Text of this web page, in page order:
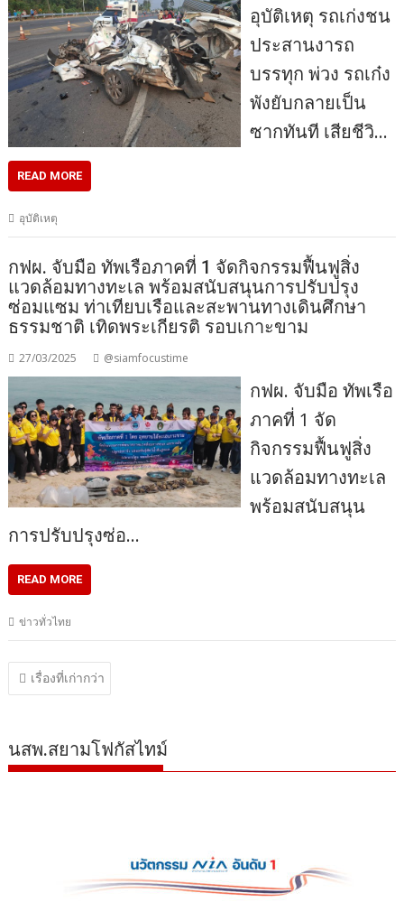
อุบัติเหตุ รถเก่งชน
ประสานงารถ
บรรทุก พ่วง รถเก๋ง
พังยับกลายเป็น
ซากทันที เสียชีวิ…
READ MORE
อุบัติเหตุ
กฟผ. จับมือ ทัพเรือภาคที่ 1 จัดกิจกรรมฟื้นฟูสิ่ง
แวดล้อมทางทะเล พร้อมสนับสนุนการปรับปรุง
ซ่อมแซม ท่าเทียบเรือและสะพานทางเดินศึกษา
ธรรมชาติ เทิดพระเกียรติ รอบเกาะขาม
27/03/2025 @siamfocustime
กฟผ. จับมือ ทัพเรือ
ภาคที่ 1 จัด
กิจกรรมฟื้นฟูสิ่ง
แวดล้อมทางทะเล
พร้อมสนับสนุน
การปรับปรุงซ่อ…
READ MORE
ข่าวทั่วไทย
แนะแนว
เรื่อง
เรื่องที่เก่ากว่า
นสพ.สยามโฟกัสไทม์